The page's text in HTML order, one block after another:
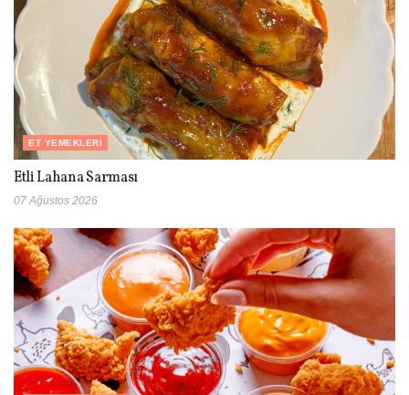
ET YEMEKLERI
Etli Lahana Sarması
07 Ağustos 2026